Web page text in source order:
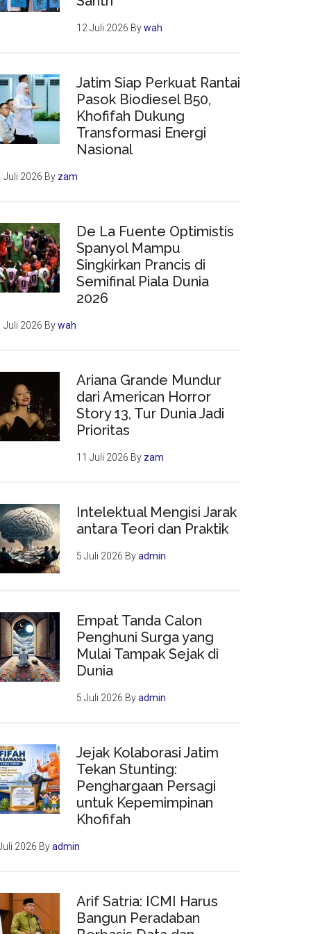
12 Juli 2026 Bywah
Jatim Siap Perkuat Rantai
Pasok Biodiesel B50,
Khofifah Dukung
Transformasi Energi
Nasional
Juli 2026 By zam
De La Fuente Optimistis
Spanyol Mampu
Singkirkan Prancis di
Semifinal Piala Dunia
2026
Juli 2026 Bywah
Ariana Grande Mundur
dari American Horror
Story 13, Tur Dunia Jadi
Prioritas
11 Juli 2026 By zam
Intelektual Mengisi Jarak
antara Teori dan Praktik
5 Juli 2026 Byadmin
Empat Tanda Calon
Penghuni Surga yang
Mulai Tampak Sejak di
Dunia
5 Juli 2026 Byadmin
Jejak Kolaborasi Jatim
Tekan Stunting:
Penghargaan Persagi
untuk Kepemimpinan
Khofifah
2026 Byadmin
Arif Satria: ICMI Harus
Bangun Peradaban